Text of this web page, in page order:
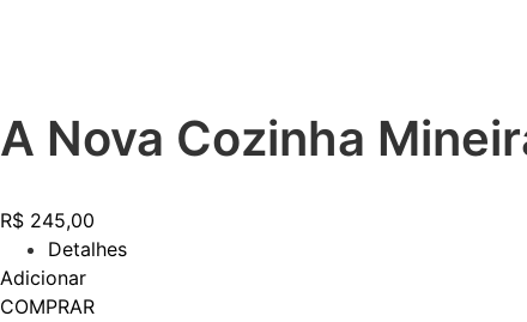
A Nova Cozinha
R$ 245,00
Detalhes
Adicionar
COMPRAR